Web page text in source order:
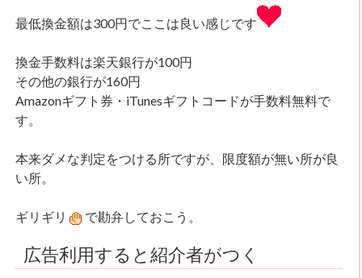
最低換金額は300円でここは良い感じです
換金手数料は楽天銀行が100円
その他の銀行が160円
Amazonギフト券・iTunesギフトコードが手数料無料で
す。
本来ダメな判定をつける所ですが、限度額が無い所が良
い所。
ギリギリ で勘弁しておこう。
広告利用すると紹介者がつく